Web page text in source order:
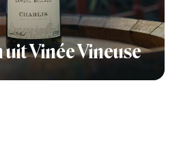
Vinée Vineuse